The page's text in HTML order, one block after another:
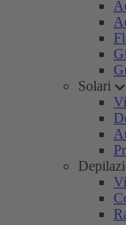
Solari